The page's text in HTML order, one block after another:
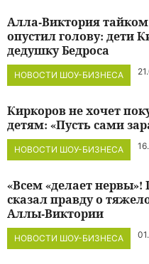
НОВОСТИ ШОУ-БИЗНЕСА
Алла-Виктория
опустил голову: дети
дедушку Бедроса
НОВОСТИ ШОУ-БИЗНЕСА
Киркоров не хочет
детям: «Пусть сами
НОВОСТИ ШОУ-БИЗНЕСА
«Всем «делает
сказал правду о
Аллы-Виктории